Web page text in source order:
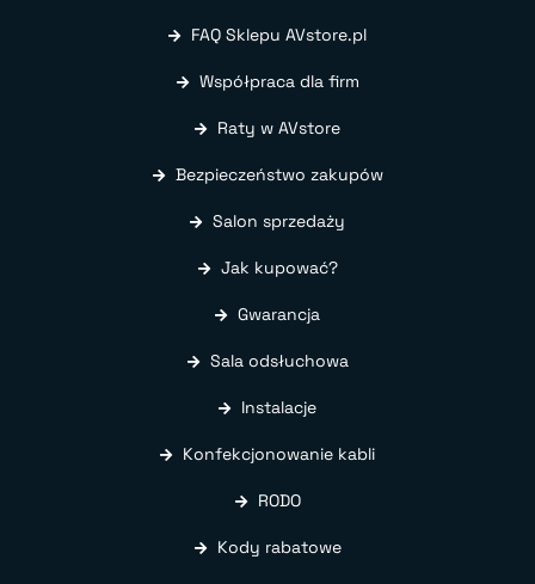
FAQ Sklepu AVstore.pl
Współpraca dla firm
Raty w AVstore
Bezpieczeństwo zakupów
Salon sprzedaży
Jak kupować?
Gwarancja
Sala odsłuchowa
Instalacje
Konfekcjonowanie kabli
RODO
Kody rabatowe